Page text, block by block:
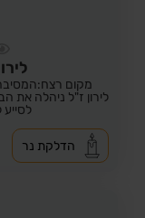
מקום
לירון ז"ל ניהלה את
הדלקת נר